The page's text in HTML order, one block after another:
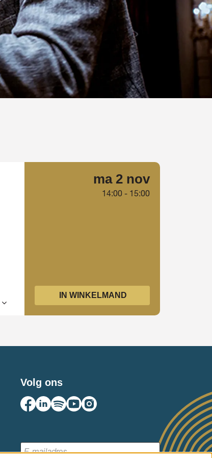
ma 2 nov
14:00 - 15:00
IN WINKELMAND
Volg ons